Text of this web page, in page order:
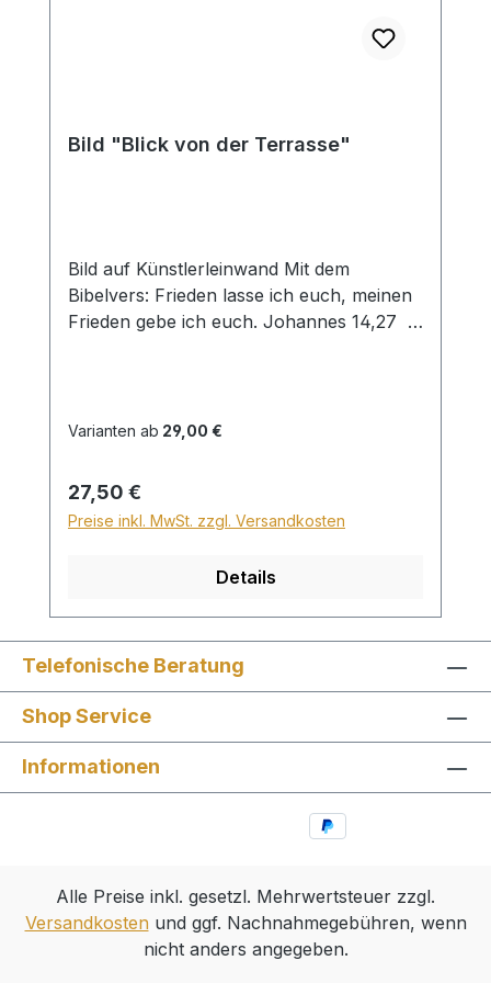
Bild "Blick von der Terrasse"
Bild auf Künstlerleinwand Mit dem
Bibelvers: Frieden lasse ich euch, meinen
Frieden gebe ich euch. Johannes 14,27
Zuschlag für Sperrgut in Höhe von
Ausland beträgt der Sperrgutzuschlag
30€.
Varianten ab 29,00 €
Regulärer Preis:
27,50 €
Preise inkl. MwSt. zzgl. Versandkosten
Details
Telefonische Beratung
Shop Service
Informationen
Alle Preise inkl. gesetzl. Mehrwertsteuer zzgl.
Versandkostenund ggf. Nachnahmegebühren, wenn
nicht anders angegeben.